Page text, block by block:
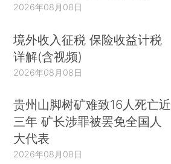
2026年08月08日
境外收入征税 保险收益计税
详解(含视频)
2026年08月08日
贵州山脚树矿难致16人死亡近
三年 矿长涉罪被罢免全国人
大代表
2026年08月08日